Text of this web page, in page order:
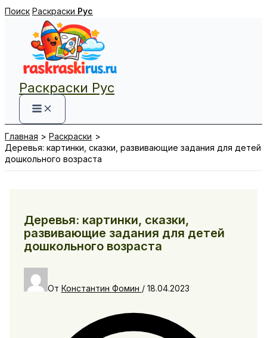
Перейти
содержимому
Поиск Раскраски Рус
Раскраски Рус
Главная
Раскраски
Деревья: картинки, сказки, развивающие задания для детей
дошкольного возраста
Деревья: картинки, сказки,
развивающие задания для детей
дошкольного возраста
От Константин Фомин / 18.04.2023